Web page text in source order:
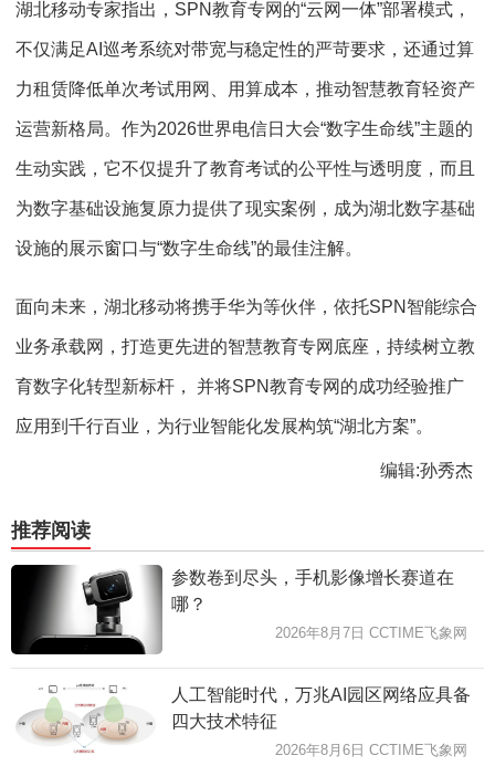
湖北移动专家指出，SPN教育专网的“云网一体”部署模式，
不仅满足AI巡考系统对带宽与稳定性的严苛要求，还通过算
力租赁降低单次考试用网、用算成本，推动智慧教育轻资产
运营新格局。作为2026世界电信日大会“数字生命线”主题的
生动实践，它不仅提升了教育考试的公平性与透明度，而且
为数字基础设施复原力提供了现实案例，成为湖北数字基础
设施的展示窗口与“数字生命线”的最佳注解。
面向未来，湖北移动将携手华为等伙伴，依托SPN智能综合
业务承载网，打造更先进的智慧教育专网底座，持续树立教
育数字化转型新标杆， 并将SPN教育专网的成功经验推广
应用到千行百业，为行业智能化发展构筑“湖北方案”。
编辑:孙秀杰
推荐阅读
参数卷到尽头，手机影像增长赛道在
哪？
2026年8月7日 CCTIME飞象网
人工智能时代，万兆AI园区网络应具备
四大技术特征
2026年8月6日 CCTIME飞象网